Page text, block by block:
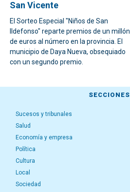
San Vicente
El Sorteo Especial "Niños de San
Ildefonso" reparte premios de un millón
de euros al número en la provincia. El
municipio de Daya Nueva, obsequiado
con un segundo premio.
SECCIONES
Sucesos y tribunales
Salud
Economía y empresa
Política
Cultura
Local
Sociedad